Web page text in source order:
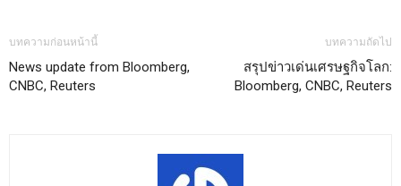
บทความก่อนหน้านี้
News update from Bloomberg,
CNBC, Reuters
บทความถัดไป
สรุปข่าวเด่นเศรษฐกิจโลก:
Bloomberg, CNBC, Reuters